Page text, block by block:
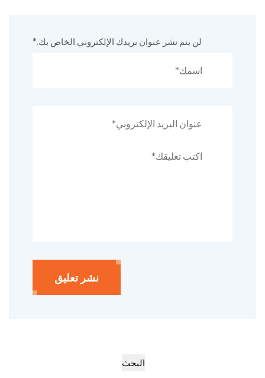
لن يتم نشر عنوان بريدك الإلكتروني الخاص بك.*
نشر تعليق
البحث